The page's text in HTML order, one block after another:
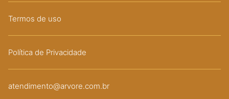
Termos de uso
Política de Privacidade
atendimento@arvore.com.br